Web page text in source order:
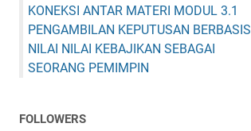
KONEKSI ANTAR MATERI MODUL 3.1
PENGAMBILAN KEPUTUSAN BERBASIS
NILAI NILAI KEBAJIKAN SEBAGAI
SEORANG PEMIMPIN
FOLLOWERS